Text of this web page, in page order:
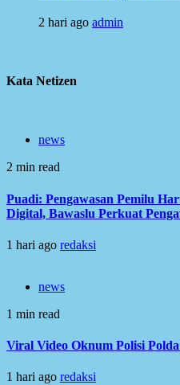
2 hari ago admin
Kata Netizen
news
2 min read
Puadi: Pengawasan Pemilu
Digital, Bawaslu Perkuat
1 hari ago redaksi
news
1 min read
Viral Video Oknum Polisi
1 hari ago redaksi